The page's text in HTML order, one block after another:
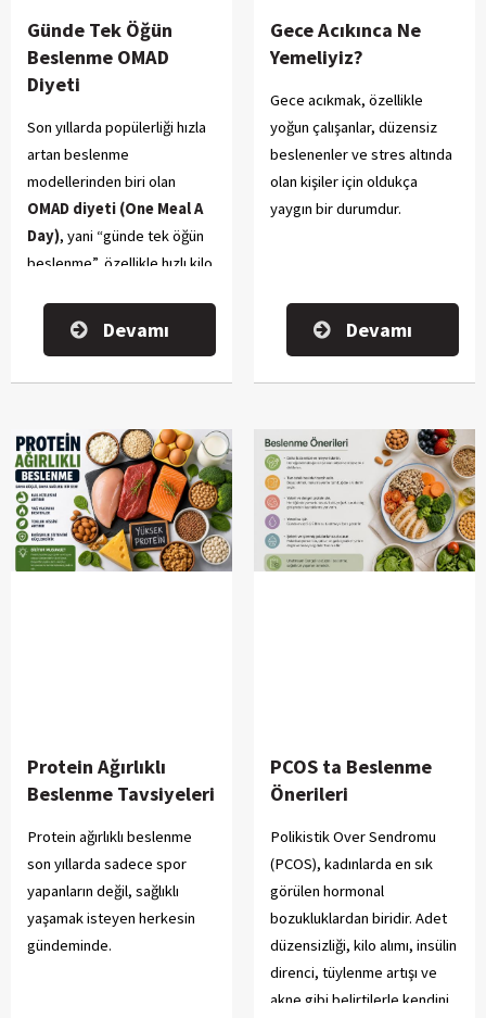
Günde Tek Öğün
Beslenme OMAD
Diyeti
Son yıllarda popülerliği hızla
artan beslenme
modellerinden biri olan
OMAD diyeti (One Meal A
Day), yani “günde tek öğün
beslenme”, özellikle hızlı kilo
disiplinli bir yaşam tarzı
oluşturmayı hedefleyenler
Devamı
Gece Acıkınca Ne
Yemeliyiz?
Gece acıkmak, özellikle
yoğun çalışanlar, düzensiz
beslenenler ve stres altında
olan kişiler için oldukça
yaygın bir durumdur.
Devamı
Protein Ağırlıklı
Beslenme Tavsiyeleri
Protein ağırlıklı beslenme
son yıllarda sadece spor
yapanların değil, sağlıklı
yaşamak isteyen herkesin
gündeminde.
PCOS ta Beslenme
Önerileri
Polikistik Over Sendromu
(PCOS), kadınlarda en sık
görülen hormonal
bozukluklardan biridir. Adet
düzensizliği, kilo alımı, insülin
direnci, tüylenme artışı ve
akne gibi belirtilerle kendini